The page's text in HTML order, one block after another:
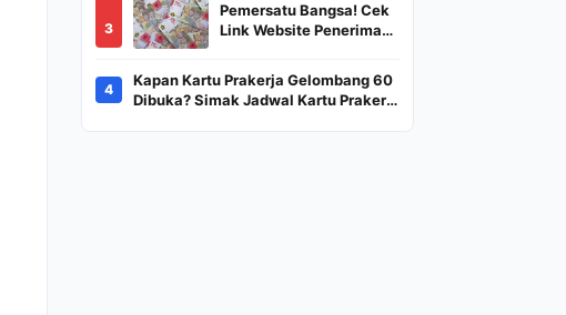
Bagaimana
Prosedurnya?
3
Pemersatu Bangsa! Cek
Link Website Penerima
Dana Rp600 Ribu Rupiah
4
Kapan Kartu Prakerja Gelombang 60
Dibuka? Simak Jadwal Kartu Prakerja